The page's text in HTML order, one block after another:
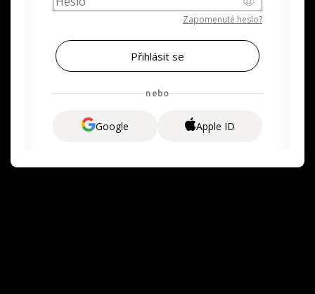
Zapomenuté heslo?
nebo
Google Apple ID